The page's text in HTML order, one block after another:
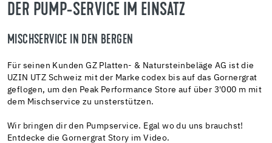
DER PUMP-SERVICE IM EINSATZ
MISCHSERVICE IN DEN BERGEN
Für seinen Kunden GZ Platten- & Natursteinbeläge AG ist die
UZIN UTZ Schweiz mit der Marke codex bis auf das Gornergrat
geflogen, um den Peak Performance Store auf über 3'000 m mit
dem Mischservice zu unsterstützen.
Wir bringen dir den Pumpservice. Egal wo du uns brauchst!
Entdecke die Gornergrat Story im Video.